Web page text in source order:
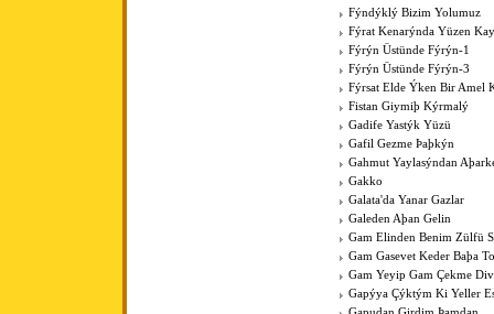
Fýndýklý Bizim Yolumuz
Fýrat Kenarýnda Yüzen
Fýrýn Üstünde Fýrýn-1
Fýrýn Üstünde Fýrýn-3
Fýrsat Elde Ýken Bir Amel
Fistan Giymiþ Kýrmalý
Gadife Yastýk Yüzü
Gafil Gezme Þaþkýn
Gahmut Yaylasýndan
Gakko
Galata'da Yanar Gazlar
Galeden Aþan Gelin
Gam Elinden Benim Zülfü
Gam Gasevet Keder Baþa
Gam Yeyip Gam Çekme
Gapýya Çýktým Ki Yeller